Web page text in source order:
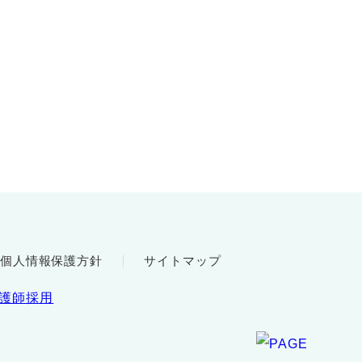
個人情報保護方針 サイトマップ